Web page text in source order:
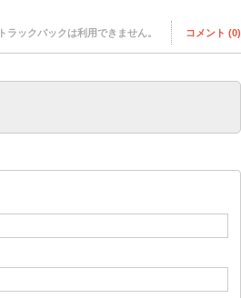
トラックバックは利用できません。 コメント (0)